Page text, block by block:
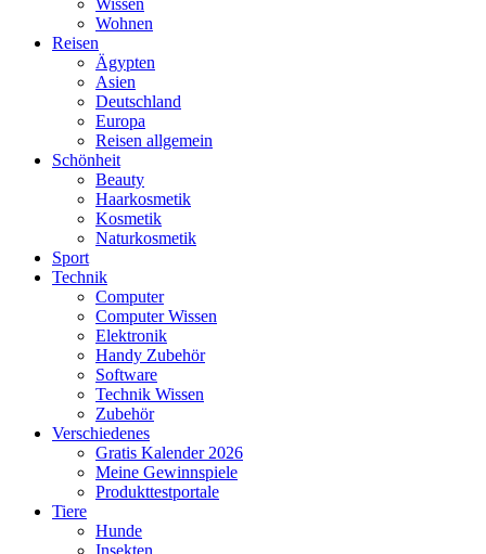
Wohnen
Reisen
Ägypten
Asien
Deutschland
Europa
Reisen allgemein
Schönheit
Beauty
Haarkosmetik
Kosmetik
Naturkosmetik
Sport
Technik
Computer
Computer Wissen
Elektronik
Handy Zubehör
Software
Technik Wissen
Zubehör
Verschiedenes
Gratis Kalender 2026
Meine Gewinnspiele
Produkttestportale
Tiere
Hunde
Insekten